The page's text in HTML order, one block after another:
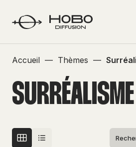
Accueil — Thèmes —
SURRÉALISME